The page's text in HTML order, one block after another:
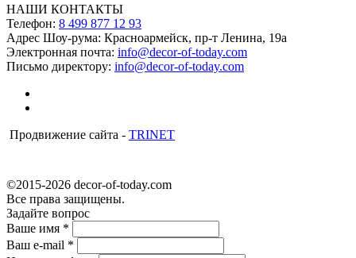
НАШИ КОНТАКТЫ
Телефон: 8 499 877 12 93
Адрес Шоу-рума: Красноармейск, пр-т Ленина, 19а
Электронная почта: info@decor-of-today.com
Письмо директору: info@decor-of-today.com
Продвижение сайта - TRINET
©2015-2026 decor-of-today.com
Все права защищены.
Задайте вопрос
Ваше имя *
Ваш e-mail *